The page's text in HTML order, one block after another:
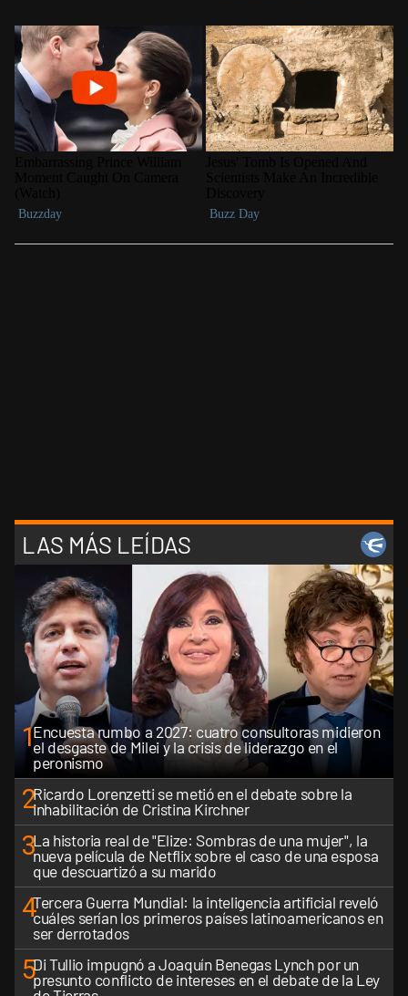
LAS MÁS LEÍDAS
1Encuesta rumbo a 2027: cuatro consultoras midieron
el desgaste de Milei y la crisis de liderazgo en el
peronismo
2Ricardo Lorenzetti se metió en el debate sobre la
inhabilitación de Cristina Kirchner
3La historia real de "Elize: Sombras de una mujer", la
nueva película de Netflix sobre el caso de una esposa
que descuartizó a su marido
4Tercera Guerra Mundial: la inteligencia artificial reveló
cuáles serían los primeros países latinoamericanos en
ser derrotados
5Di Tullio impugnó a Joaquín Benegas Lynch por un
presunto conflicto de intereses en el debate de la Ley